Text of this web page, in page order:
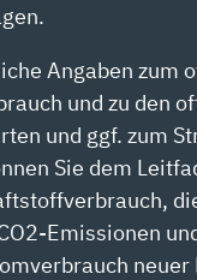
Angaben zum
und zu den
und ggf. zum
Sie dem
Emissionen
neuer